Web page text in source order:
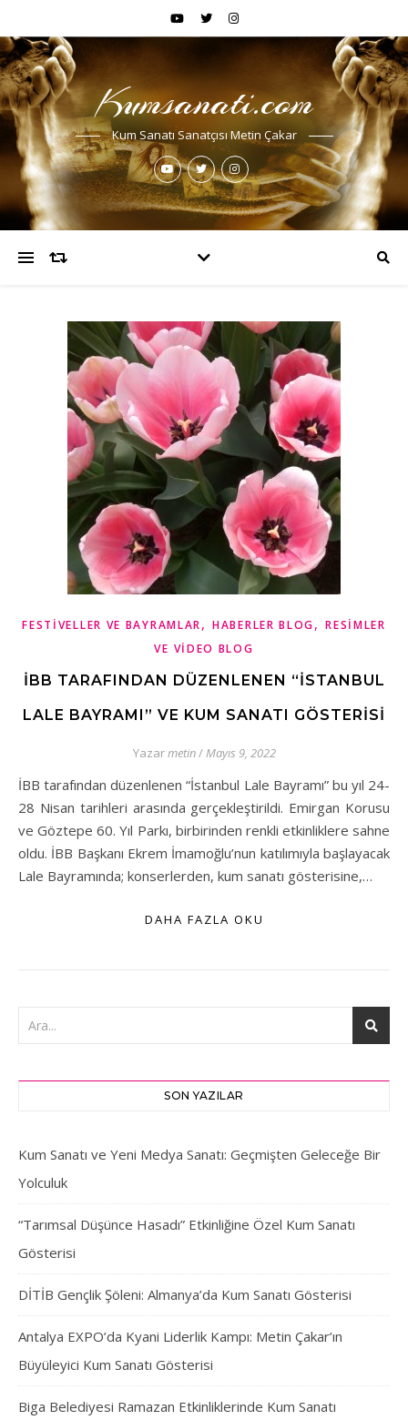
Kumsanati.com
Kum Sanatı Sanatçısı Metin Çakar
FESTIVELLER VE BAYRAMLAR,HABERLER BLOG,RESIMLER
VE VIDEO BLOG
İBB TARAFINDAN DÜZENLENEN “İSTANBUL
LALE BAYRAMI” VE KUM SANATI GÖSTERISI
Yazarmetin/Mayıs 9, 2022
İBB tarafından düzenlenen “İstanbul Lale Bayramı” bu yıl 24-
28 Nisan tarihleri arasında gerçekleştirildi. Emirgan Korusu
ve Göztepe 60. Yıl Parkı, birbirinden renkli etkinliklere sahne
oldu. İBB Başkanı Ekrem İmamoğlu’nun katılımıyla başlayacak
Lale Bayramında; konserlerden, kum sanatı gösterisine,…
DAHA FAZLA OKU
SON YAZILAR
Kum Sanatı ve Yeni Medya Sanatı: Geçmişten Geleceğe Bir
Yolculuk
“Tarımsal Düşünce Hasadı” Etkinliğine Özel Kum Sanatı
Gösterisi
DİTİB Gençlik Şöleni: Almanya’da Kum Sanatı Gösterisi
Antalya EXPO’da Kyani Liderlik Kampı: Metin Çakar’ın
Büyüleyici Kum Sanatı Gösterisi
Biga Belediyesi Ramazan Etkinliklerinde Kum Sanatı